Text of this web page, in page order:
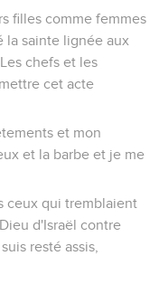
filles comme femmes
la sainte lignée aux
chefs et les
cet acte
et mon
et la barbe et je me
ceux qui tremblaient
d'Israël contre
resté assis,